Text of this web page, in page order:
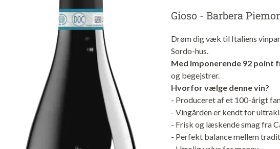
Gioso - Barbera
Drøm dig væk til Italiens
Sordo-hus.
Med imponerende 92 point
og begejstrer.
Hvorfor vælge denne vin?
- Produceret af et 100-årigt
- Vingården er kendt for
- Frisk og læskende smag fra
- Perfekt balance mellem